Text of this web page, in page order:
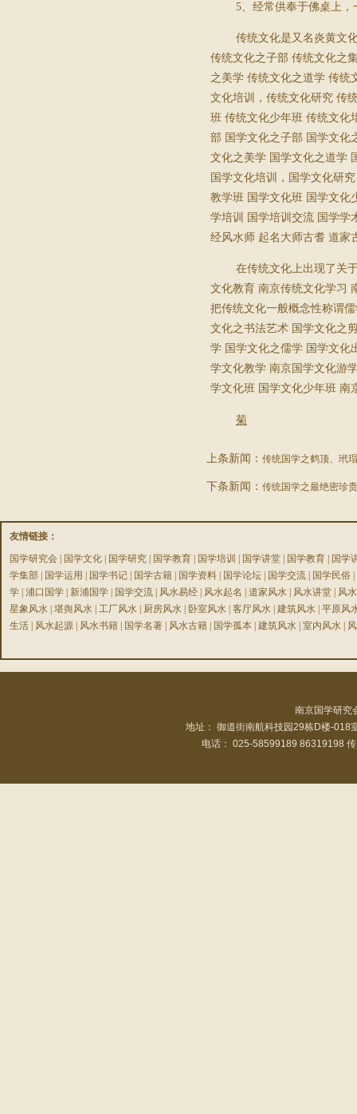
5、经常供奉于佛桌上
传统文化是又名炎黄文
传统文化之子部 传统文化之
之美学 传统文化之道学 传统
文化培训，传统文化研究 传
班 传统文化少年班 传统文化
部 国学文化之子部 国学文化
文化之美学 国学文化之道学
国学文化培训，国学文化研究
教学班 国学文化班 国学文化
学培训
国学培训交流 国学学
经风水师 起名大师古耆 道家
在传统文化上出现了关
文化教育 南京传统文化学习
把传统文化一般概念性称谓
文化之书法艺术 国学文化之
学 国学文化之儒学 国学文化
学文化教学 南京国学文化游
学文化班 国学文化少年班 南
菊
上条新闻： 传统国学之鹤顶、玳
下条新闻： 传统国学之最绝密珍
友情链接：
国学研究会
国学文化 国学研究 国学教育 国学培训 国学讲堂 国学教育
国学
学集部
国学运用 国学书记 国学古籍 国学资料 国学论坛 国学交流 国学民俗
学 浦口国学 新浦国学 国学交流 风水易经 风水起名 道家风水 风水讲堂
风
星象风水 堪舆风水 工厂风水 厨房风水 卧室风水 客厅风水 建筑风水 平原风
生活
风水起源 风水书籍 国学名著 风水古籍 国学孤本 建筑风水 室内风水
南京国学研究
地址： 御道街南航科技园29栋D楼-018
电话： 025-58599189 86319198